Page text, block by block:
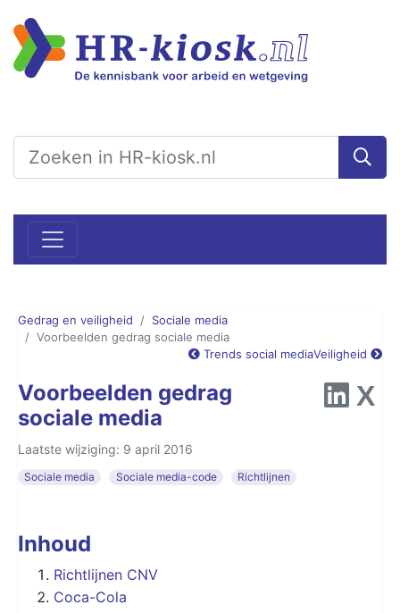
Gedrag en veiligheid
Sociale media
Voorbeelden gedrag sociale media
Trends social mediaVeiligheid
Voorbeelden gedrag
sociale media
Laatste wijziging: 9 april 2016
Sociale media Sociale media-code Richtlijnen
Inhoud
Richtlijnen CNV
Coca-Cola